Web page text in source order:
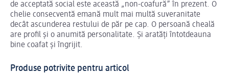
de acceptată social este această „non-coafură” în prezent. O
chelie consecventă emană mult mai multă suveranitate
decât ascunderea restului de păr pe cap. O persoană cheală
are profil și o anumită personalitate. Și aratăți întotdeauna
bine coafat și îngrijit.
Produse potrivite pentru articol